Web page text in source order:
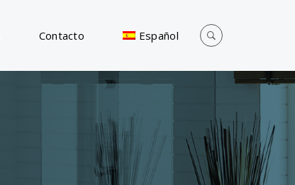
Contacto Español